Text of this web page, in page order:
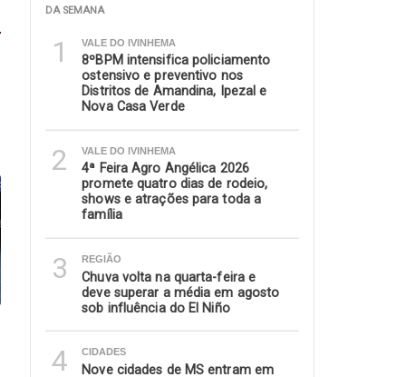
DA SEMANA
1 VALE DO IVINHEMA
8ºBPM intensifica policiamento
ostensivo e preventivo nos
Distritos de Amandina, Ipezal e
Nova Casa Verde
2 VALE DO IVINHEMA
4ª Feira Agro Angélica 2026
promete quatro dias de rodeio,
shows e atrações para toda a
família
3 REGIÃO
Chuva volta na quarta-feira e
deve superar a média em agosto
sob influência do El Niño
4 CIDADES
Nove cidades de MS entram em